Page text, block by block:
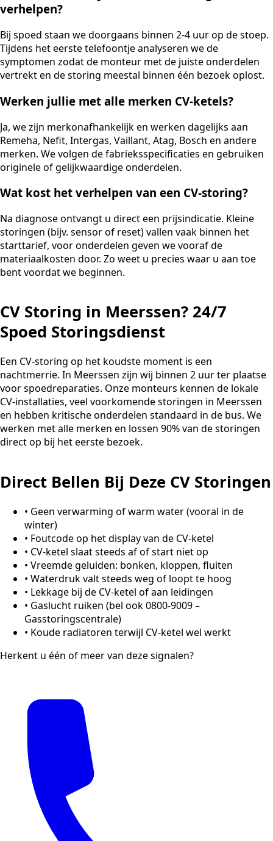
verhelpen?
Bij spoed staan we doorgaans binnen 2-4 uur op de stoep.
Tijdens het eerste telefoontje analyseren we de
symptomen zodat de monteur met de juiste onderdelen
vertrekt en de storing meestal binnen één bezoek oplost.
Werken jullie met alle merken CV-ketels?
Ja, we zijn merkonafhankelijk en werken dagelijks aan
Remeha, Nefit, Intergas, Vaillant, Atag, Bosch en andere
merken. We volgen de fabrieksspecificaties en gebruiken
originele of gelijkwaardige onderdelen.
Wat kost het verhelpen van een CV-storing?
Na diagnose ontvangt u direct een prijsindicatie. Kleine
storingen (bijv. sensor of reset) vallen vaak binnen het
starttarief, voor onderdelen geven we vooraf de
materiaalkosten door. Zo weet u precies waar u aan toe
bent voordat we beginnen.
CV Storing in Meerssen? 24/7
Spoed Storingsdienst
Een CV-storing op het koudste moment is een
nachtmerrie. In Meerssen zijn wij binnen 2 uur ter plaatse
voor spoedreparaties. Onze monteurs kennen de lokale
CV-installaties, veel voorkomende storingen in Meerssen
en hebben kritische onderdelen standaard in de bus. We
werken met alle merken en lossen 90% van de storingen
direct op bij het eerste bezoek.
Direct Bellen Bij Deze CV Storingen
• Geen verwarming of warm water (vooral in de
winter)
• Foutcode op het display van de CV-ketel
• CV-ketel slaat steeds af of start niet op
• Vreemde geluiden: bonken, kloppen, fluiten
• Waterdruk valt steeds weg of loopt te hoog
• Lekkage bij de CV-ketel of aan leidingen
• Gaslucht ruiken (bel ook 0800-9009 –
Gasstoringscentrale)
• Koude radiatoren terwijl CV-ketel wel werkt
Herkent u één of meer van deze signalen?